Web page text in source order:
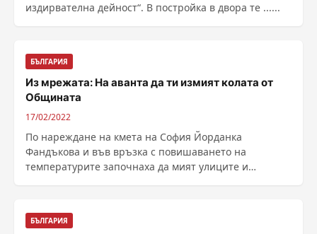
издирвателна дейност“. В постройка в двора те ......
БЪЛГАРИЯ
Из мрежата: На аванта да ти измият колата от
Общината
17/02/2022
По нареждане на кмета на София Йорданка
Фандъкова и във връзка с повишаването на
температурите започнаха да мият улиците и
БЪЛГАРИЯ